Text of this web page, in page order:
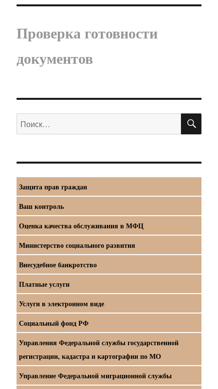
Проверка готовности
документов
Искать:
Защита прав граждан
Ваш контроль
Оценка качества обслуживания в МФЦ
Министерство социального развития
Внесудебное банкротство
Платные услуги
Услуги в электронном виде
Социальный фонд РФ
Управления Федеральной службы государственной
регистрации, кадастра и картографии по МО
Управление Федеральной миграционной службы